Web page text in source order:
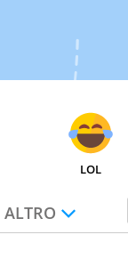
LOL
ALTRO